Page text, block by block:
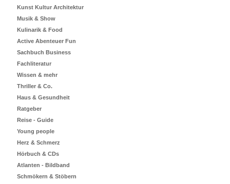
Kunst Kultur Architektur
Musik & Show
Kulinarik & Food
Active Abenteuer Fun
Sachbuch Business
Fachliteratur
Wissen & mehr
Thriller & Co.
Haus & Gesundheit
Ratgeber
Reise - Guide
Young people
Herz & Schmerz
Hörbuch & CDs
Atlanten - Bildband
Schmökern & Stöbern